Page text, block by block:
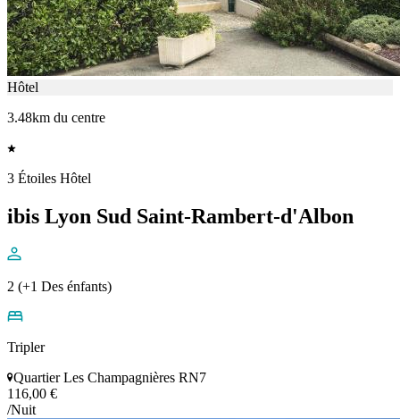
Hôtel
3.48km du centre
3 Étoiles Hôtel
ibis Lyon Sud Saint-Rambert-d'Albon
2 (+1 Des énfants)
Tripler
Quartier Les Champagnières RN7
116,00 €
/Nuit